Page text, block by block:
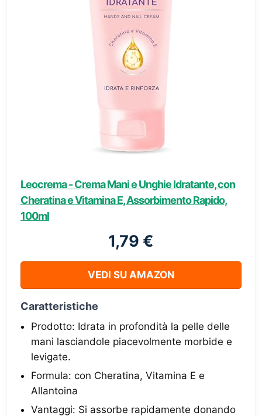
Leocrema - Crema Mani e Unghie Idratante, con
Cheratina e Vitamina E, Assorbimento Rapido,
100ml
1,79 €
VEDI SU AMAZON
Caratteristiche
Prodotto: Idrata in profondità la pelle delle
mani lasciandole piacevolmente morbide e
levigate.
Formula: con Cheratina, Vitamina E e
Allantoina
Vantaggi: Si assorbe rapidamente donando